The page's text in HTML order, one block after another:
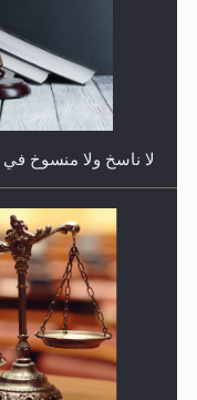
هل يُحسب حول الزكاة
لا ناسخ ولا منسوخ في